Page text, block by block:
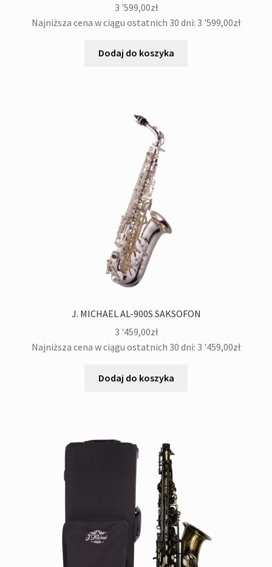
3 '599,00zł
Najniższa cena w ciągu ostatnich 30 dni: 3 '599,00zł
Dodaj do koszyka
J. MICHAEL AL-900S SAKSOFON
3 '459,00zł
Najniższa cena w ciągu ostatnich 30 dni: 3 '459,00zł
Dodaj do koszyka